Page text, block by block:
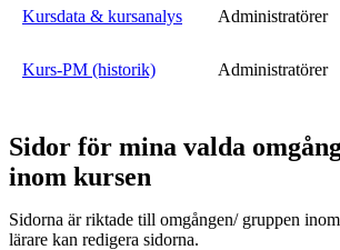
Kursdata & kursanalys Administratörer
Kurs-PM (historik) Administratörer
Sidor för mina valda
inom kursen
Sidorna är riktade till omgången/ gruppen
lärare kan redigera sidorna.